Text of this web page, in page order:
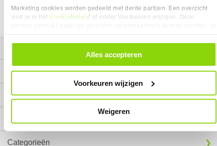
Marketing cookies worden gedeeld met derde partijen. Een overzicht
vind je in het cookiebeleid of onder Voorkeuren wijzigen. Deze
alle cookies. Je kunt je gegeven toestemming altijd intrekken, dit doe je
door in de footer van onze website te klikken op ‘Cookievoorkeuren’
Alles accepteren
Voorkeuren wijzigen
Weigeren
Service
Contact
Categorieën